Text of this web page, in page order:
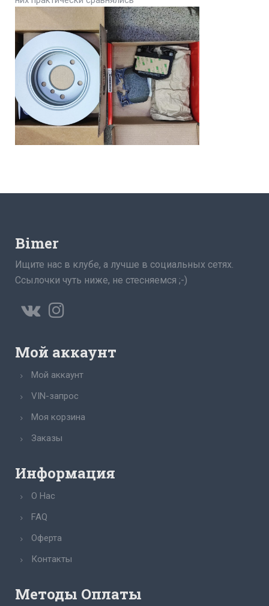
Bimer
Ищите нас в клубе, а лучше в социальных сетях.
Ссылочки чуть ниже, не стесняемся ;-)
Мой аккаунт
Мой аккаунт
VIN-запрос
Моя корзина
Заказы
Информация
О Нас
FAQ
Оферта
Контакты
Методы Оплаты